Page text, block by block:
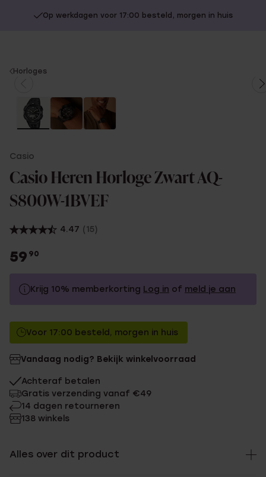
Op werkdagen voor 17:00 besteld, morgen in huis
You
here:
Horloges
Casio
Casio Heren Horloge Zwart AQ-
S800W-1BVEF
4.47 (15)
59 90
Krijg 10% memberkorting Log in of meld je aan
Zonder memberkorting
Met memberkorting
Voor 17:00 besteld, morgen in huis
Vandaag nodig? Bekijk winkelvoorraad
Achteraf betalen
Gratis verzending vanaf €49
14 dagen retourneren
138 winkels
Alles over dit product